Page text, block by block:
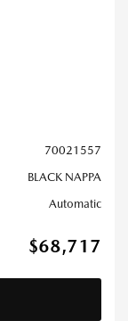
70021557
BLACK NAPPA
Automatic
$68,717